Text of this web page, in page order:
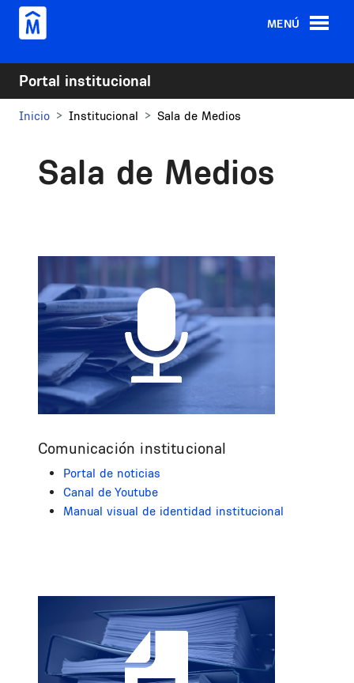
Pasar al contenido principal
MENÚ
Portal institucional
Inicio Institucional Sala de Medios
Sala de Medios
Comunicación institucional
Portal de noticias
Canal de Youtube
Manual visual de identidad institucional